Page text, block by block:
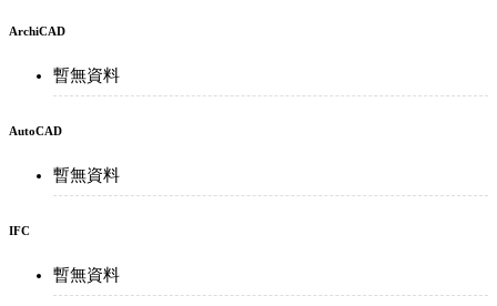
ArchiCAD
暫無資料
AutoCAD
暫無資料
IFC
暫無資料